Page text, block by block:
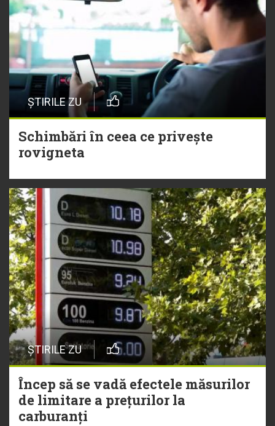
ȘTIRILE ZU
Schimbări în ceea ce privește
rovigneta
ȘTIRILE ZU
Încep să se vadă efectele măsurilor
de limitare a prețurilor la
carburanți